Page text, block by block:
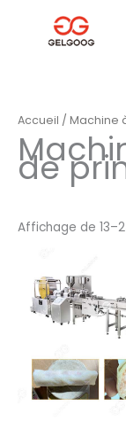
contenu
Accueil / Machine
de
Affichage de